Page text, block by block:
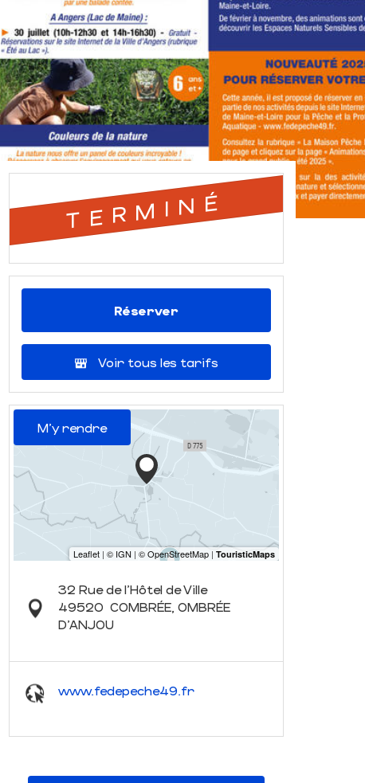
TERMINÉ
Réserver
Voir tous les tarifs
M'y rendre
32 Rue de l'Hôtel de Ville
49520 COMBRÉE, OMBRÉE
D'ANJOU
www.fedepeche49.fr